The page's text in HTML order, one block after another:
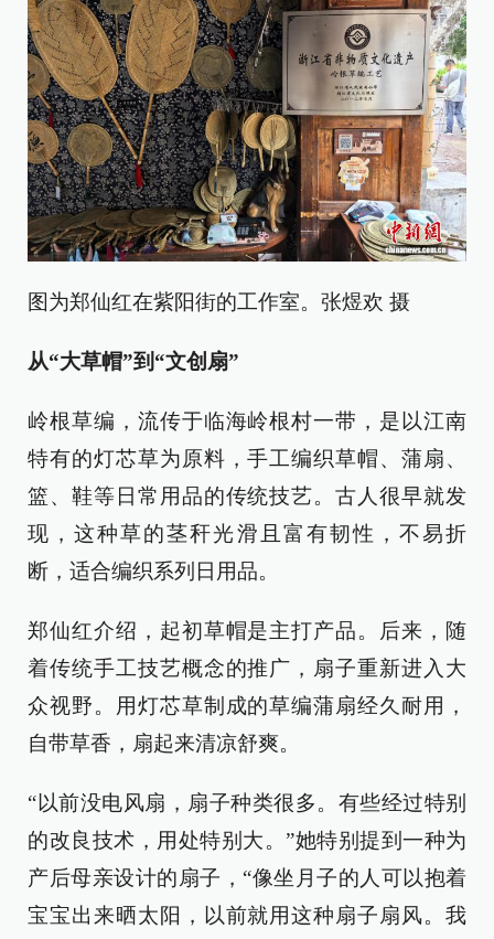
图为郑仙红在紫阳街的工作室。张煜欢 摄
从“大草帽”到“文创扇”
岭根草编，流传于临海岭根村一带，是以江南
特有的灯芯草为原料，手工编织草帽、蒲扇、
篮、鞋等日常用品的传统技艺。古人很早就发
现，这种草的茎秆光滑且富有韧性，不易折
断，适合编织系列日用品。
郑仙红介绍，起初草帽是主打产品。后来，随
着传统手工技艺概念的推广，扇子重新进入大
众视野。用灯芯草制成的草编蒲扇经久耐用，
自带草香，扇起来清凉舒爽。
“以前没电风扇，扇子种类很多。有些经过特别
的改良技术，用处特别大。”她特别提到一种为
产后母亲设计的扇子，“像坐月子的人可以抱着
宝宝出来晒太阳，以前就用这种扇子扇风。我